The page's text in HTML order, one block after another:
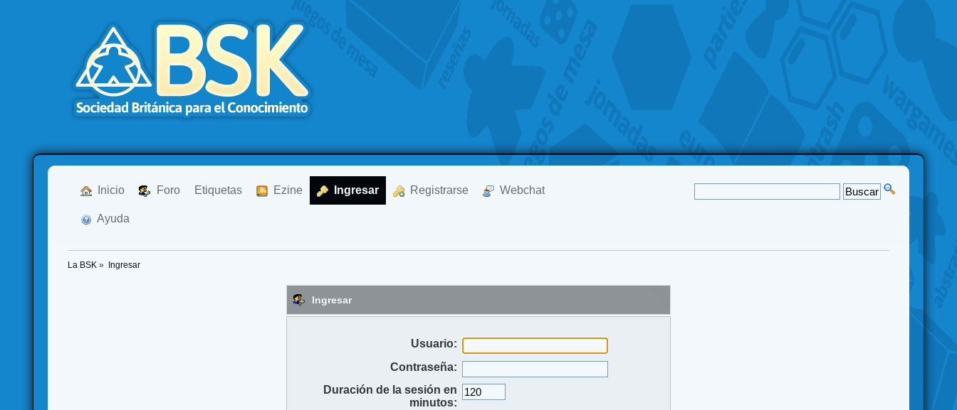
Inicio Foro Etiquetas Ezine Ingresar Registrarse Webchat
Ayuda
La BSK » Ingresar
Ingresar
Usuario:
Contraseña:
Duración de la sesión en
minutos: